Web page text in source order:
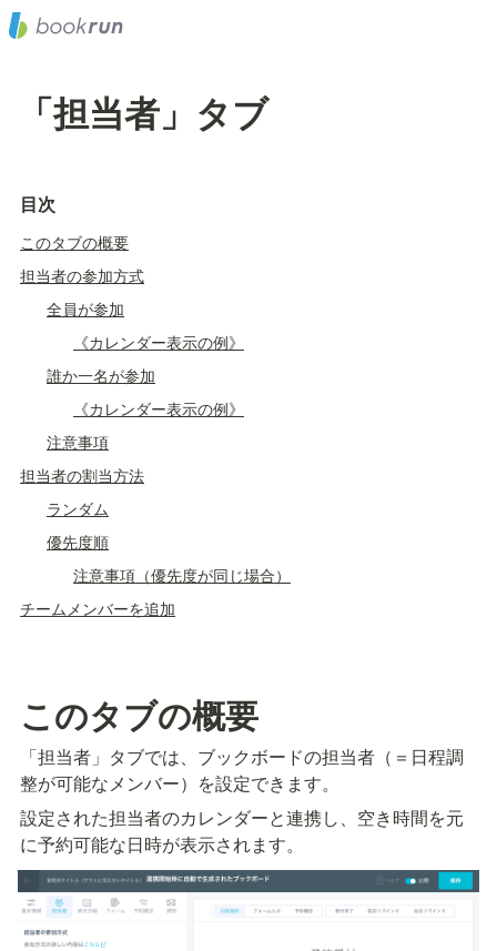
「担当者」タブ
目次
このタブの概要
担当者の参加方式
全員が参加
《カレンダー表示の例》
誰か一名が参加
《カレンダー表示の例》
注意事項
担当者の割当方法
ランダム
優先度順
注意事項（優先度が同じ場合）
チームメンバーを追加
このタブの概要
「担当者」タブでは、ブックボードの担当者（＝日程調
整が可能なメンバー）を設定できます。
設定された担当者のカレンダーと連携し、空き時間を元
に予約可能な日時が表示されます。